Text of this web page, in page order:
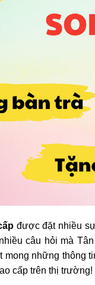
được đặt nhiều sự
câu hỏi mà
mong những thông
cấp trên thị trường!